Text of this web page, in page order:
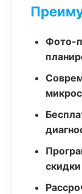
Фото-
скидки